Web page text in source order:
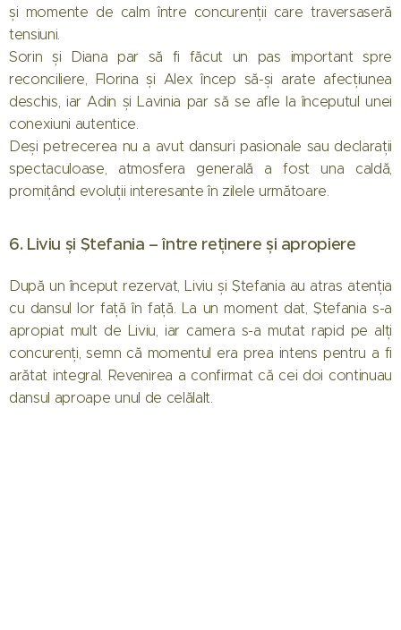
și momente de calm între concurenții care traversaseră
tensiuni.
Sorin și Diana par să fi făcut un pas important spre
reconciliere, Florina și Alex încep să-și arate afecțiunea
deschis, iar Adin și Lavinia par să se afle la începutul unei
conexiuni autentice.
Deși petrecerea nu a avut dansuri pasionale sau declarații
spectaculoase, atmosfera generală a fost una caldă,
promițând evoluții interesante în zilele următoare.
6. Liviu și Ștefania – între reținere și apropiere
După un început rezervat, Liviu și Ștefania au atras atenția
cu dansul lor față în față. La un moment dat, Ștefania s-a
apropiat mult de Liviu, iar camera s-a mutat rapid pe alți
concurenți, semn că momentul era prea intens pentru a fi
arătat integral. Revenirea a confirmat că cei doi continuau
dansul aproape unul de celălalt.